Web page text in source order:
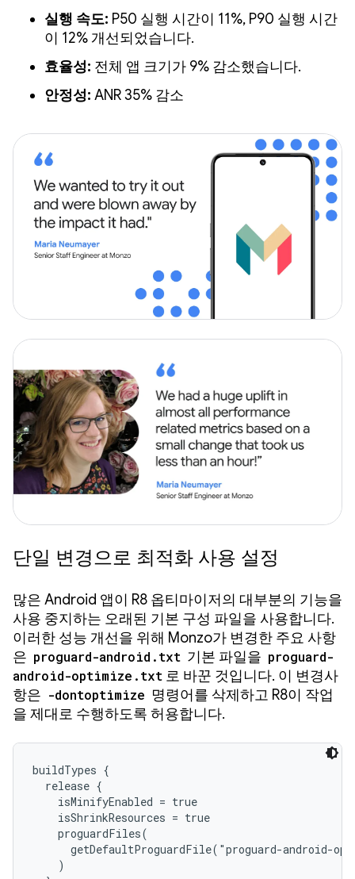
실행 속도: P50 실행 시간이 11%, P90 실행 시간
이 12% 개선되었습니다.
효율성: 전체 앱 크기가 9% 감소했습니다.
안정성: ANR 35% 감소
단일 변경으로 최적화 사용 설정
많은 Android 앱이 R8 옵티마이저의 대부분의 기능을
사용 중지하는 오래된 기본 구성 파일을 사용합니다.
이러한 성능 개선을 위해 Monzo가 변경한 주요 사항
은 proguard-android.txt 기본 파일을 proguard-
android-optimize.txt 로 바꾼 것입니다. 이 변경사
항은 -dontoptimize 명령어를 삭제하고 R8이 작업
을 제대로 수행하도록 허용합니다.
buildTypes {
  release {
    isMinifyEnabled = true
    isShrinkResources = true
    proguardFiles(
getDefaultProguardFile("proguard-android-
    )